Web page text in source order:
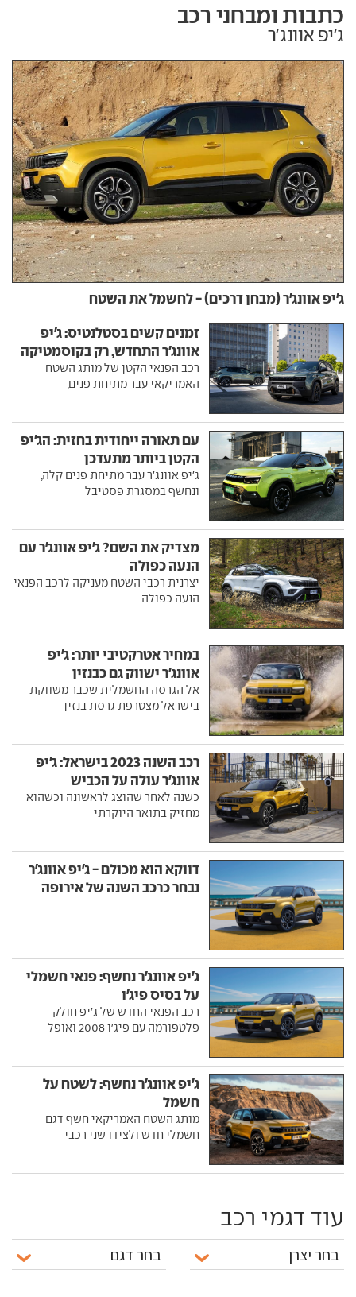
כתבות ומבחני רכב
ג'יפ אוונג'ר
ג'יפ אוונג'ר (מבחן דרכים) - לחשמל את השטח
זמנים קשים בסטלנטיס: ג'יפ
אוונג'ר התחדש, רק בקוסמטיקה
רכב הפנאי הקטן של מותג השטח
האמריקאי עבר מתיחת פנים,
עם תאורה ייחודית בחזית: הג'יפ
הקטן ביותר מתעדכן
ג'יפ אוונג'ר עבר מתיחת פנים קלה,
ונחשף במסגרת פסטיבל
מצדיק את השם? ג'יפ אוונג'ר עם
הנעה כפולה
יצרנית רכבי השטח מעניקה לרכב הפנאי
הנעה כפולה
במחיר אטרקטיבי יותר: ג'יפ
אוונג'ר ישווק גם כבנזין
אל הגרסה החשמלית שכבר משווקת
בישראל מצטרפת גרסת בנזין
רכב השנה 2023 בישראל: ג'יפ
אוונג'ר עולה על הכביש
כשנה לאחר שהוצג לראשונה וכשהוא
מחזיק בתואר היוקרתי
דווקא הוא מכולם - ג'יפ אוונג'ר
נבחר כרכב השנה של אירופה
ג'יפ אוונג'ר נחשף: פנאי חשמלי
על בסיס פיג'ו
רכב הפנאי החדש של ג'יפ חולק
פלטפורמה עם פיג'ו 2008 ואופל
ג'יפ אוונג'ר נחשף: לשטח על
חשמל
מותג השטח האמריקאי חשף דגם
חשמלי חדש ולצידו שני רכבי
עוד דגמי רכב